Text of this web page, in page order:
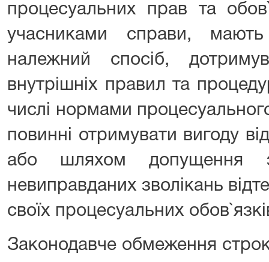
процесуальних прав та
учасниками справи,
належний спосіб,
внутрішніх правил та
числі нормами
повинні отримувати вигоду
або шляхом допущення
невиправданих зволікань
своїх процесуальних
Законодавче обмеження